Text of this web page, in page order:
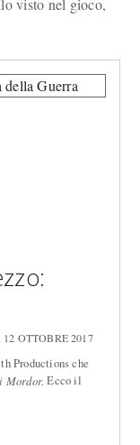
visto nel gioco,
OTTOBRE 2017
Productions che
Mordor.Ecco il